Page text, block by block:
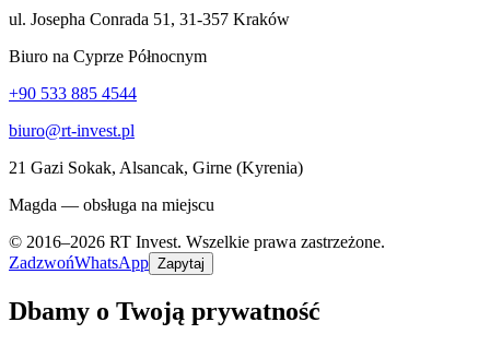
ul. Josepha Conrada 51, 31-357 Kraków
Biuro na Cyprze Północnym
+90 533 885 4544
biuro@rt-invest.pl
21 Gazi Sokak, Alsancak, Girne (Kyrenia)
Magda — obsługa na miejscu
© 2016–2026 RT Invest. Wszelkie prawa zastrzeżone.
ZadzwońWhatsApp Zapytaj
Dbamy o Twoją prywatność